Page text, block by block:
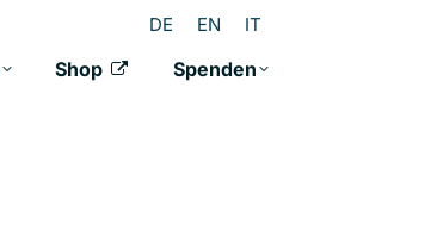
DE EN IT
Shop Spenden